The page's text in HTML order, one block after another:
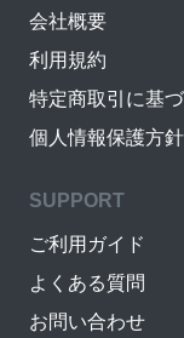
会社概要
利用規約
特定商取引に基
個人情報保護方針
SUPPORT
ご利用ガイド
よくある質問
お問い合わせ